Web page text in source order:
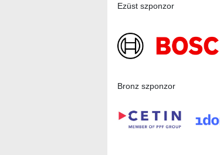
Ezüst szponzor
Bronz szponzor